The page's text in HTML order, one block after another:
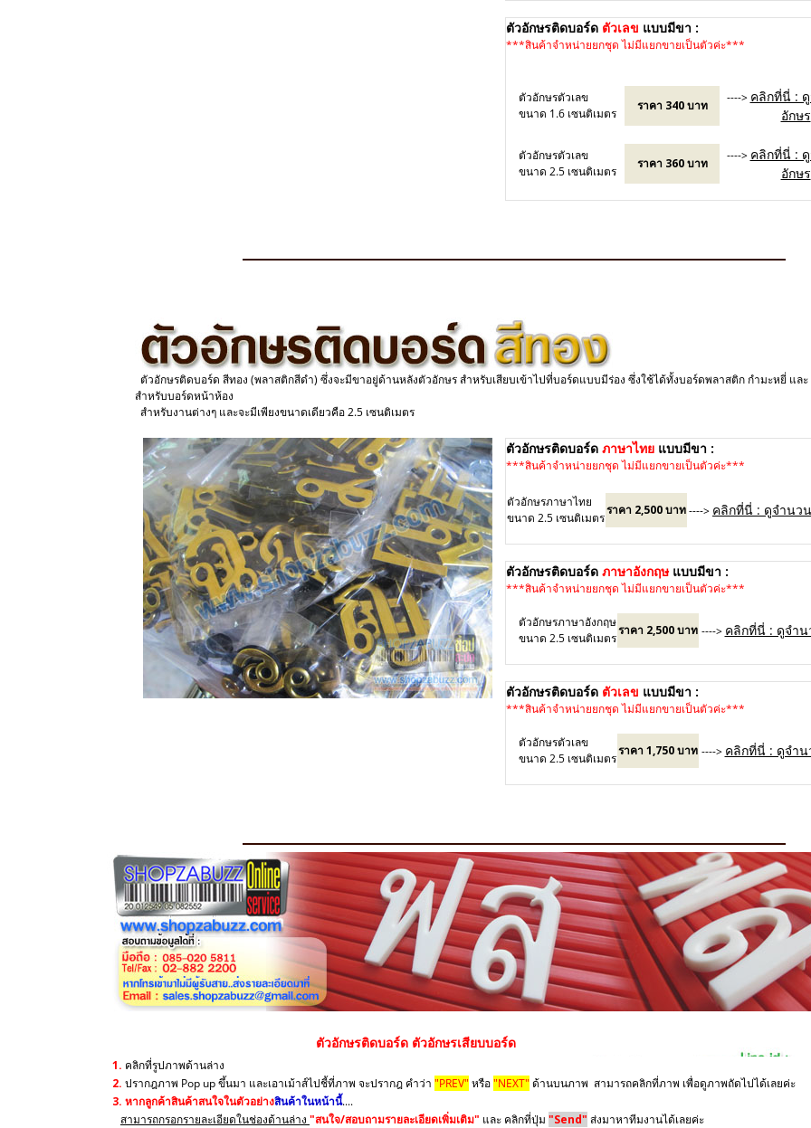
ตัวอักษรติดบอร์ด ตัวเลข แบบมีขา :
***สินค้าจำหน่ายยกชุด ไม่มีแยกขายเป็นตัวค่ะ***
ตัวอักษรตัวเลข
ขนาด 1.6 เซนติเมตร
ราคา 340 บาท
----> คลิกที่นี่ :
อักษร
ตัวอักษรตัวเลข
ขนาด 2.5 เซนติเมตร
ราคา 360 บาท
----> คลิกที่นี่ :
อักษร
ตัวอักษรติดบอร์ด สีทอง (พลาสติกสีดำ) ซึ่งจะมีขาอยู่ด้านหลังตัวอักษร สำหรับเสียบเข้าไปที่บอร์ดแบบมีร่อง ซึ่งใช้ได้ทั้งบอร์ดพลาสติก กำมะหยี่ แล
สำหรับบอร์ดหน้าห้อง
สำหรับงานต่างๆ และจะมีเพียงขนาดเดียวคือ 2.5 เซนติเมตร
ตัวอักษรติดบอร์ด ภาษาไทย แบบมีขา :
***สินค้าจำหน่ายยกชุด ไม่มีแยกขายเป็นตัวค่ะ***
ตัวอักษรภาษาไทย
ขนาด 2.5 เซนติเมตร
ราคา 2,500 บาท ----> คลิกที่นี่ : ดูจำนว
ตัวอักษรติดบอร์ด ภาษาอังกฤษ แบบมีขา :
***สินค้าจำหน่ายยกชุด ไม่มีแยกขายเป็นตัวค่ะ***
ตัวอักษรภาษาอังกฤษ
ขนาด 2.5 เซนติเมตร
ราคา 2,500 บาท ----> คลิกที่นี่ : ดูจำ
ตัวอักษรติดบอร์ด ตัวเลข แบบมีขา :
***สินค้าจำหน่ายยกชุด ไม่มีแยกขายเป็นตัวค่ะ***
ตัวอักษรตัวเลข
ขนาด 2.5 เซนติเมตร
ราคา 1,750 บาท ----> คลิกที่นี่ : ดูจำ
ตัวอักษรติดบอร์ด ตัวอักษรเสียบบอร์ด
1. คลิกที่รูปภาพด้านล่าง
2. ปรากฎภาพ Pop up ขึ้นมา และเอาเม้าส์ไปชี้ที่ภาพ จะปรากฎ คำว่า "PREV" หรือ"NEXT" ด้านบนภาพ สามารถคลิกที่ภาพ เพื่อดูภาพถัดไปได้เลยค่ะ
3. หากลูกค้าสินค้าสนใจในตัวอย่างสินค้าในหน้านี้....
สามารถกรอกรายละเอียดในช่องด้านล่าง "สนใจ/สอบถามรายละเอียดเพิ่มเติม" และ คลิกที่ปุ่ม "Send" ส่งมาหาทีมงานได้เลยค่ะ